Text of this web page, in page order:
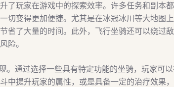
了玩家在游戏中的探索效率。许多任务和副本
切变得更加便捷。尤其是在冰冠冰川等大地图上
省了大量的时间。此外，飞行坐骑还可以绕过
险。
。通过选择一些具有特定功能的坐骑，玩家可
中提升玩家的属性，或是具备一定的治疗效果